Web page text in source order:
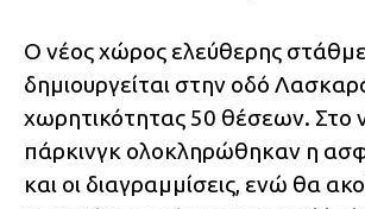
Ο νέος χώρος ελεύθερης
δημιουργείται στην οδό
χωρητικότητας 50 θέσεων. Στο
πάρκινγκ ολοκληρώθηκαν η
και οι διαγραμμίσεις, ενώ θα